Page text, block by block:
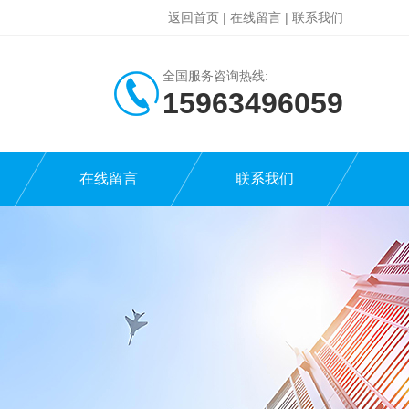
返回首页 | 在线留言 | 联系我们
全国服务咨询热线:
15963496059
在线留言 联系我们